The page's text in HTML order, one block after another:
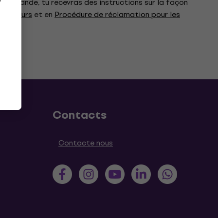
et en Procédure de réclamation pour les
Contacts
Contacte nous